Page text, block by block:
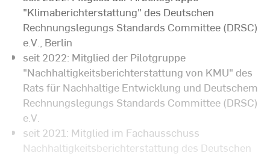
"Klimaberichterstattung" des Deutschen
Rechnungslegungs Standards Committee (DRSC)
e.V., Berlin
seit 2022: Mitglied der Pilotgruppe
"Nachhaltigkeitsberichterstattung von KMU" des
Rats für Nachhaltige Entwicklung und Deutschem
Rechnungslegungs Standards Committee (DRSC)
e.V.
seit 2021: Mitglied im Fachausschuss
Nachhaltigkeitsberichterstattung des Deutschen